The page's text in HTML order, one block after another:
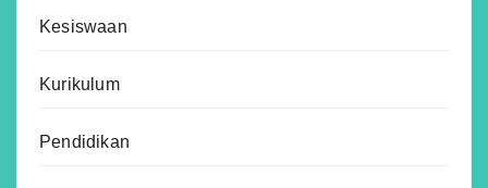
Kesiswaan
Kurikulum
Pendidikan